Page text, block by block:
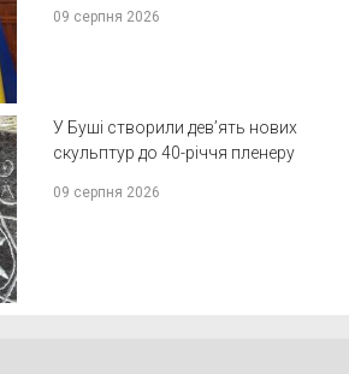
09 серпня 2026
У Буші створили дев’ять нових
скульптур до 40-річчя пленеру
09 серпня 2026